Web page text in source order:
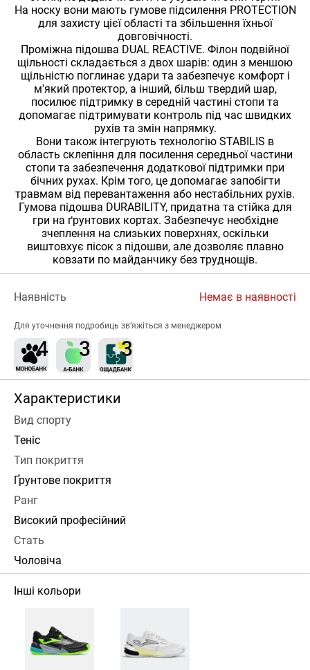
На носку вони мають гумове підсилення PROTECTION
для захисту цієї області та збільшення їхньої
довговічності.
Проміжна підошва DUAL REACTIVE. Філон подвійної
щільності складається з двох шарів: один з меншою
щільністю поглинає удари та забезпечує комфорт і
м'який протектор, а інший, більш твердий шар,
посилює підтримку в середній частині стопи та
допомагає підтримувати контроль під час швидких
рухів та змін напрямку.
Вони також інтегрують технологію STABILIS в
область склепіння для посилення середньої частини
стопи та забезпечення додаткової підтримки при
бічних рухах. Крім того, це допомагає запобігти
травмам від перевантаження або нестабільних рухів.
Гумова підошва DURABILITY, придатна та стійка для
гри на ґрунтових кортах. Забезпечує необхідне
зчеплення на слизьких поверхнях, оскільки
виштовхує пісок з підошви, але дозволяє плавно
ковзати по майданчику без труднощів.
Наявність Немає в наявності
Для уточнення подробиць зв’яжіться з менеджером
Характеристики
Вид спорту
Теніс
Тип покриття
Ґрунтове покриття
Ранг
Високий професійний
Стать
Чоловіча
Інші кольори